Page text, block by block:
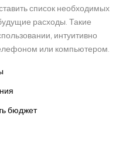
список необходимых
расходы. Такие
интуитивно
или компьютером.
бюджет